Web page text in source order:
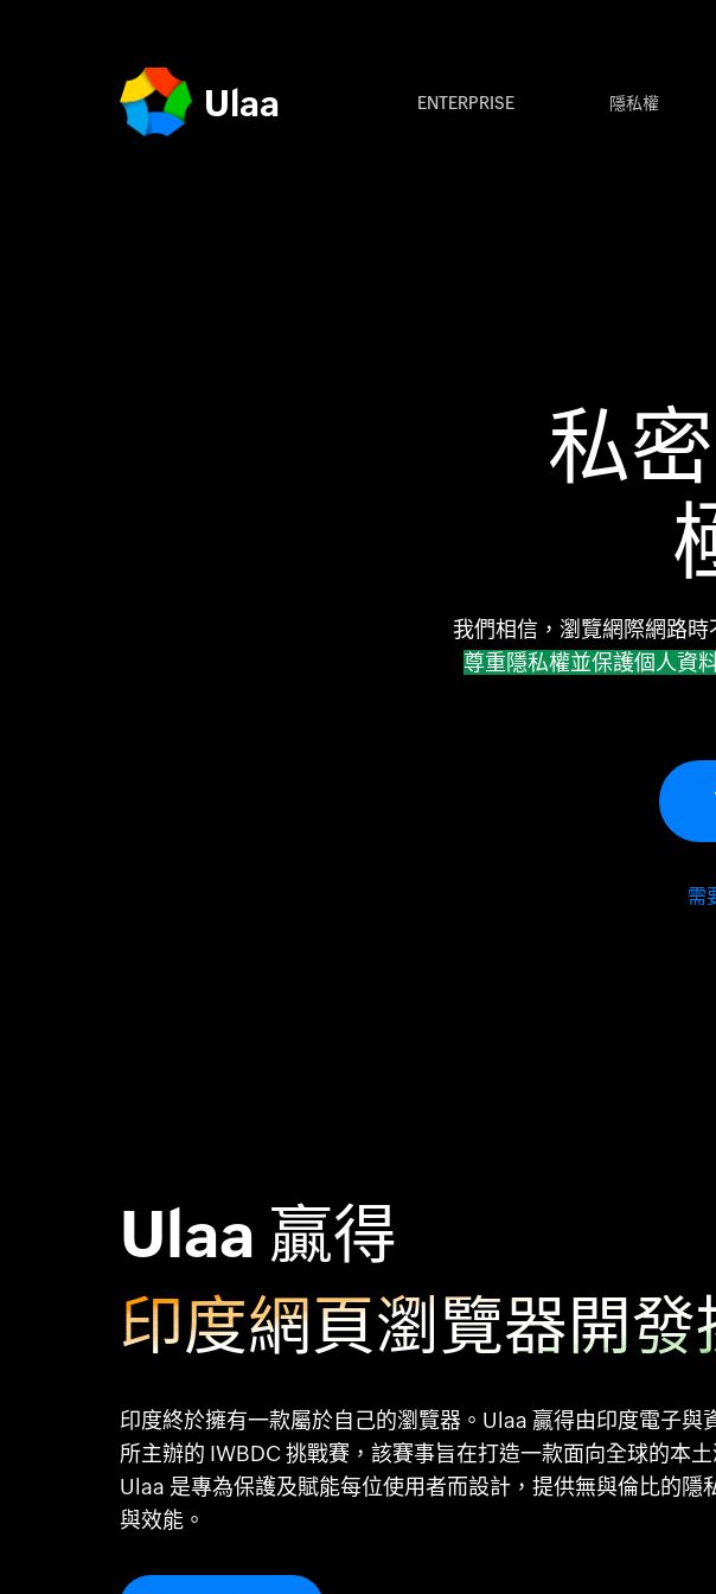
Ulaa ENTERPRISE 隱私權
私
我們相信，瀏覽網際網路
尊重隱私權並保護個人資
需
Ulaa 贏得
印度網頁瀏覽器開發
印度終於擁有一款屬於自己的瀏覽器。Ulaa 贏得由印度電子與
所主辦的 IWBDC 挑戰賽，該賽事旨在打造一款面向全球的本土
Ulaa 是專為保護及賦能每位使用者而設計，提供無與倫比的隱
與效能。